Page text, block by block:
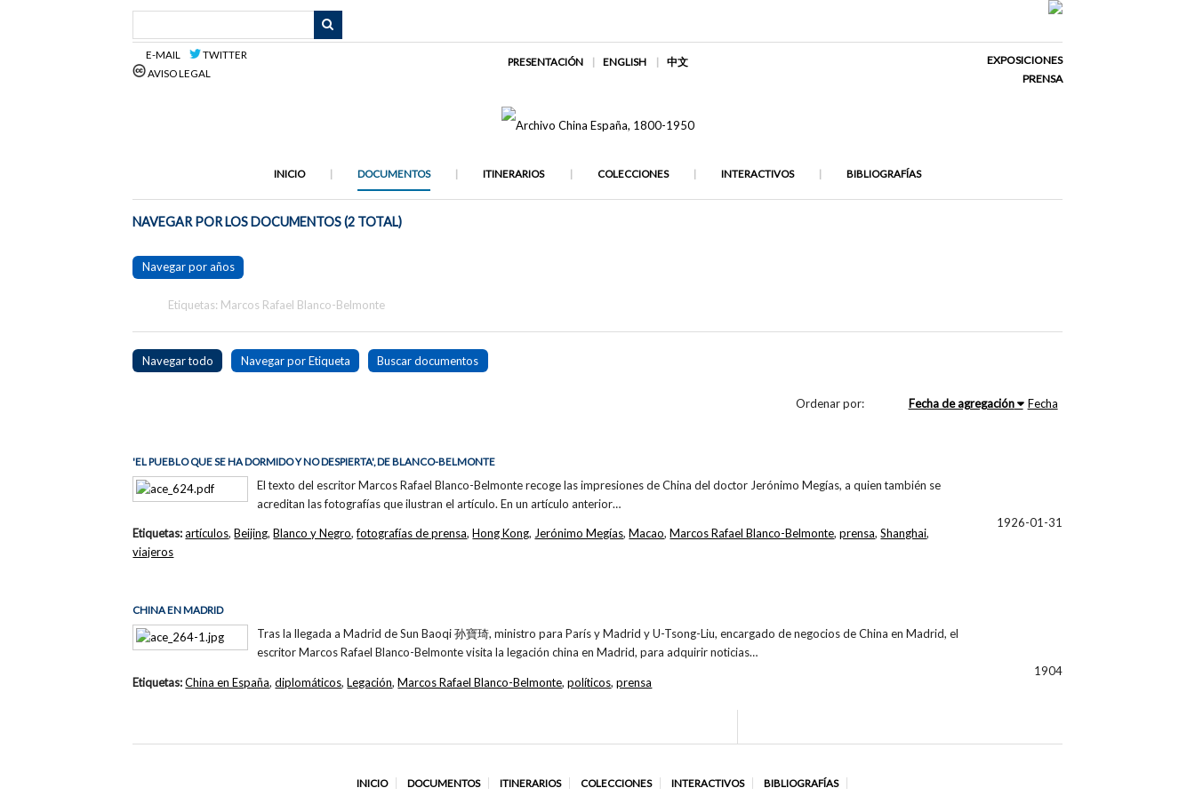
E-MAIL
TWITTER
AVISO LEGAL
PRESENTACIÓN ENGLISH 中文
EXPOSICIONES
PRENSA
INICIO DOCUMENTOS ITINERARIOS COLECCIONES INTERACTIVOS BIBLIOGRAFÍAS
NAVEGAR POR LOS DOCUMENTOS (2 TOTAL)
Navegar por años
Etiquetas: Marcos Rafael Blanco-Belmonte
Navegar todo Navegar por Etiqueta Buscar documentos
Ordenar por: Fecha de agregación Fecha
'EL PUEBLO QUE SE HA DORMIDO Y NO DESPIERTA', DE BLANCO-BELMONTE
El texto del escritor Marcos Rafael Blanco-Belmonte recoge las impresiones de China del doctor Jerónimo Megías, a quien también se
acreditan las fotografías que ilustran el artículo. En un artículo anterior…
1926-01-31
Etiquetas:artículos,Beijing,Blanco y Negro,fotografías de prensa,Hong Kong, Jerónimo Megías,Macao,Marcos Rafael Blanco-Belmonte,prensa,Shanghai,
viajeros
CHINA EN MADRID
Tras la llegada a Madrid de Sun Baoqi 孙寶琦, ministro para París y Madrid y U-Tsong-Liu, encargado de negocios de China en Madrid, el
escritor Marcos Rafael Blanco-Belmonte visita la legación china en Madrid, para adquirir noticias…
1904
Etiquetas:China en España,diplomáticos,Legación,Marcos Rafael Blanco-Belmonte,políticos,prensa
INICIO DOCUMENTOS ITINERARIOS COLECCIONES INTERACTIVOS BIBLIOGRAFÍAS